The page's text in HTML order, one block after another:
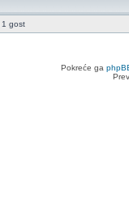
1 gost
Pokreće ga